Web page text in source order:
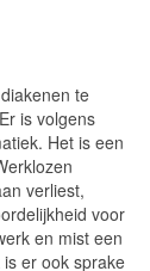
te
is volgens
Het is een
verliest,
voor
en mist een
er ook sprake